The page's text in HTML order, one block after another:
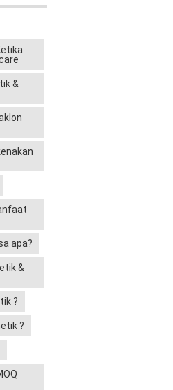
&
apa?
&
?
?